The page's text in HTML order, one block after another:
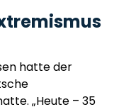
hatte der
„Heute – 35